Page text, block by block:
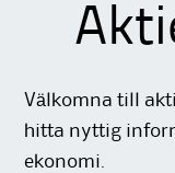
Välkomna till
hitta nyttig
ekonomi.